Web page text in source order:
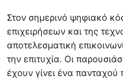
Στον σημερινό ψηφιακό
επιχειρήσεων και της
αποτελεσματική
την επιτυχία. Οι
έχουν γίνει ένα πανταχού